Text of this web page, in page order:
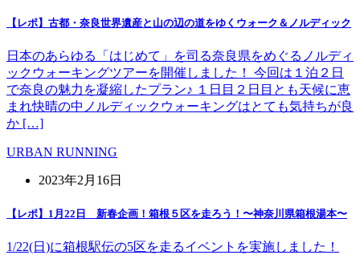
【レポ】古都・奈良世界遺産と山の辺の道をゆくウォーク＆ノルディック
日本のあらゆる「はじめて」を司る奈良県をめぐるノルディ
ックウォーキングツアーを開催しました！ 今回は１泊２日
で奈良の魅力を凝縮したプラン♪ １日目２日目とも天候に恵
まれ快晴の中ノルディックウォーキングはとても気持ちが良
か […]
URBAN RUNNING
2023年2月16日
【レポ】1月22日 新春企画！箱根５区を走ろう！〜神奈川県箱根湯本〜
1/22(日)に箱根駅伝の5区を走るイベントを実施しました！